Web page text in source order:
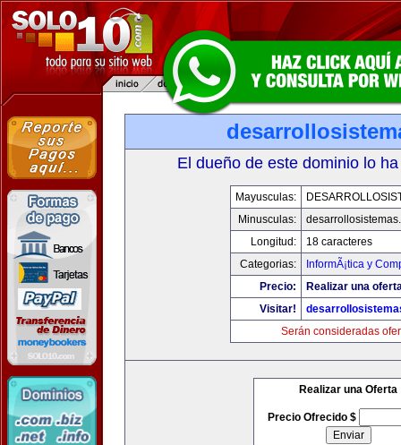
El dueño de este dominio lo
Mayusculas:
Minusculas:
Longitud:
18 caracteres
Categorias:
InformÃ¡tica y
Precio:
Realizar una
Visitar!
Serán consideradas
Realizar una Oferta
Precio Ofrecido $